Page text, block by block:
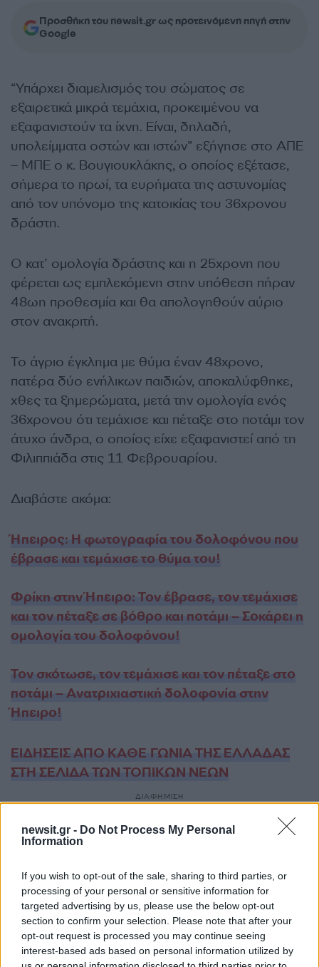
newsit.gr - Do Not Process My Personal
Information
If you wish to opt-out of the sale, sharing to third parties, or
processing of your personal or sensitive information for
targeted advertising by us, please use the below opt-out
section to confirm your selection. Please note that after your
opt-out request is processed you may continue seeing
interest-based ads based on personal information utilized by
Προσθήκη του newsit.gr ως προτεινόμενη πηγή στην
Google
“Υπάρχει διαμελισμός του σώματος σε
εξαιρετικά μικρά τεμάχια, προκειμένου να
εξαφανιστούν τα ίχνη. Είναι, δηλαδή,
υπολείμματα οστών και ιστών” εξήγησε στο ΑΠΕ
– ΜΠΕ ο κ. Βουγιουκλάκης, ο οποίος εξέτασε,
σήμερα το πρωί, τα ευρήματα της αστυνομίας
από τον υπόνομο της κατοικίας του 36χρονου
δράστη.
Ο κατ’ ομολογία δράστης και η 25χρονη που
φέρεται ως εμπλεκόμενη στην υπόθεση πήραν
48ωη προθεσμία και θα απολογηθούν αύριο
στον ανακριτή.
Το άγριο έγκλημα με θύμα έναν 48χρονο,
πατέρα δύο ενήλικων παιδιών, αποκαλύφθηκε,
χθες τα ξημερώματα, μετά την ομολογία ενός
36χρονου ότι τεμάχισε και πέταξε στο ποτάμι τον
άτυχο άνδρα, ο οποίος είχε εξαφανιστεί από τη
Φιλιππιάδα στις 11 Φεβρουαρίου.
Διαβάστε ακόμα:
Ήπειρος: Η φωτογραφία του δολοφόνου που
έβρασε και τεμάχισε το θύμα του!
Φρίκη στην Ήπειρο: Τον έβρασε, τον τεμάχισε
και τον πέταξε σε βόθρο και ποτάμι – Σοκάρει η
ομολογία του δολοφόνου!
Τον σκότωσε, τον τεμάχισε και τον πέταξε στο
ποτάμι – Ανατριχιαστική δολοφονία στην
Ήπειρο!
ΕΙΔΗΣΕΙΣ ΑΠΟ ΚΑΘΕ ΓΩΝΙΑ ΤΗΣ ΕΛΛΑΔΑΣ
ΣΤΗ ΣΕΛΙΔΑ ΤΩΝ ΤΟΠΙΚΩΝ ΝΕΩΝ
ΔΙΑΦΗΜΙΣΗ